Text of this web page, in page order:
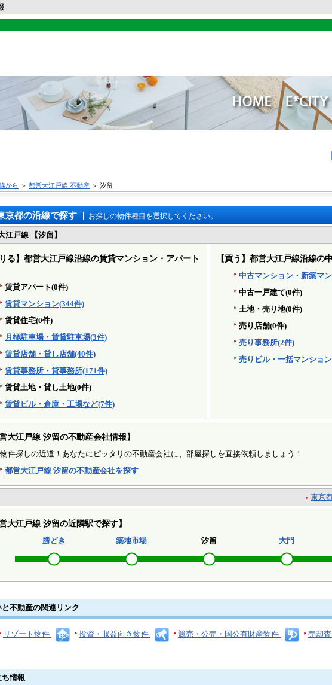
から ＞ 都営大江戸線 不動産 ＞ 汐留
京都の沿線で探す お探しの物件種目を選択してください。
江戸線 【汐留】
る】 都営大江戸線沿線の賃貸マンション・アパート
賃貸アパート(0件)
賃貸マンション(344件)
賃貸住宅(0件)
月極駐車場・賃貸駐車場(3件)
賃貸店舗・貸し店舗(40件)
賃貸事務所・貸事務所(171件)
賃貸土地・貸し土地(0件)
賃貸ビル・倉庫・工場など(7件)
【買う】 都営大江戸線沿線の
中古マンション・新築マ
中古一戸建て(0件)
土地・売り地(0件)
売り店舗(0件)
売り事務所(2件)
売りビル・一括マンショ
営大江戸線 汐留の不動産会社情報】
物件探しの近道！あなたにピッタリの不動産会社に、部屋探しを直接依頼しましょう！
都営大江戸線 汐留の不動産会社を探す
東京
営大江戸線 汐留の近隣駅で探す】
勝どき 築地市場 汐留 大門
不動産の関連リンク
リゾート物件 投資・収益向き物件 競売・公売・国公有財産物件 売却
ち情報